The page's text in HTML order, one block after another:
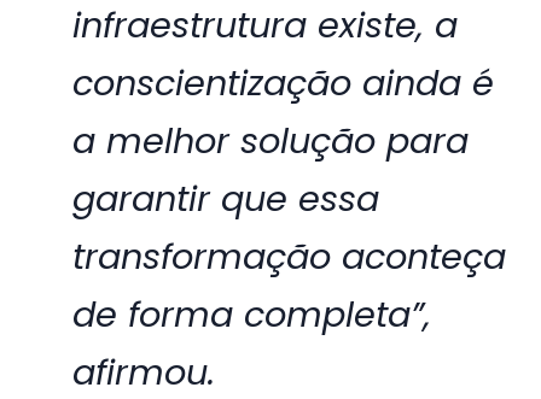
infraestrutura existe, a
conscientização ainda é
a melhor solução para
garantir que essa
transformação aconteça
de forma completa”,
afirmou.